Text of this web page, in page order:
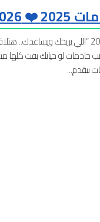
2026
👩‍🦰 مكتب شغالات أو مكتب خادمات
لو حياتك بقت كلها
بيقدم...